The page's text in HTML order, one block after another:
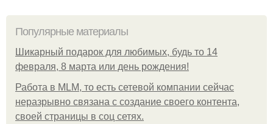
Популярные материалы
Шикарный подарок для любимых, будь то 14
февраля, 8 марта или день рождения!
Работа в MLM, то есть сетевой компании сейчас
неразрывно связана с создание своего контента,
своей страницы в соц сетях.